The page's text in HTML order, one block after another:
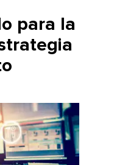
para la